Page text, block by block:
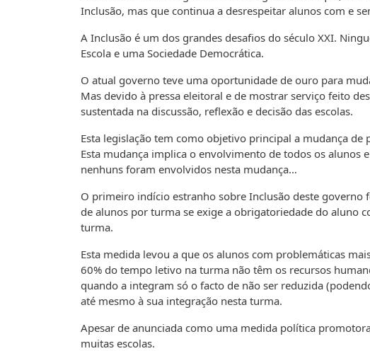
Inclusão, mas que continua a desrespeitar alunos com e
A Inclusão é um dos grandes desafios do século XXI.
Escola e uma Sociedade Democrática.
O atual governo teve uma oportunidade de ouro para
Mas devido à pressa eleitoral e de mostrar serviço feito
sustentada na discussão, reflexão e decisão das escolas.
Esta legislação tem como objetivo principal a mudança de
Esta mudança implica o envolvimento de todos os alunos
nenhuns foram envolvidos nesta mudança…
O primeiro indício estranho sobre Inclusão deste
de alunos por turma se exige a obrigatoriedade do aluno
turma.
Esta medida levou a que os alunos com problemáticas
60% do tempo letivo na turma não têm os recursos
quando a integram só o facto de não ser reduzida
até mesmo à sua integração nesta turma.
Apesar de anunciada como uma medida política
muitas escolas.